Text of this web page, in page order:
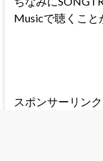
Musicで聴くこと
スポンサーリンク